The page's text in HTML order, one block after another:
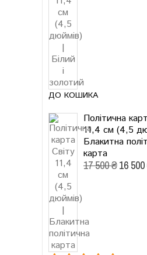
ДО КОШИКА
Політична
11,4 см (4,5
Блакитна
карта
17 500 ₴16